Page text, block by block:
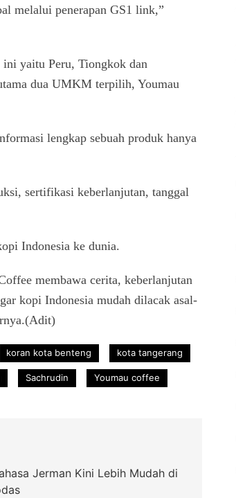
melalui penerapan GS1 link,”
ini yaitu Peru, Tiongkok dan
dua UMKM terpilih, Youmau
lengkap sebuah produk hanya
sertifikasi keberlanjutan, tanggal
Indonesia ke dunia.
membawa cerita, keberlanjutan
kopi Indonesia mudah dilacak asal-
koran kota benteng kota tangerang
Sachrudin Youmau coffee
Jerman Kini Lebih Mudah di